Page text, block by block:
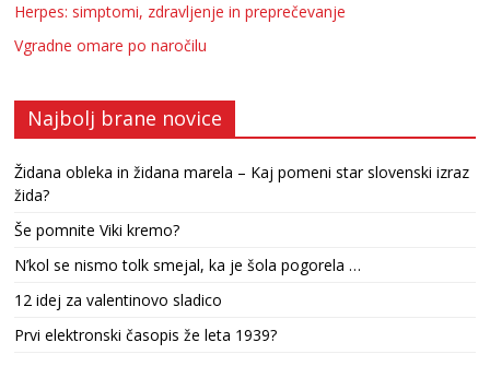
Herpes: simptomi, zdravljenje in preprečevanje
Vgradne omare po naročilu
Najbolj brane novice
Židana obleka in židana marela – Kaj pomeni star slovenski izraz
žida?
Še pomnite Viki kremo?
N’kol se nismo tolk smejal, ka je šola pogorela …
12 idej za valentinovo sladico
Prvi elektronski časopis že leta 1939?